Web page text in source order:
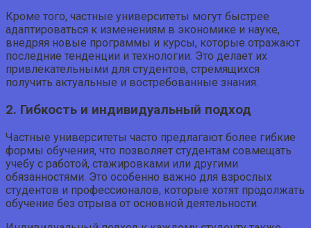
Кроме того, частные университеты могут быстрее
адаптироваться к изменениям в экономике и науке,
внедряя новые программы и курсы, которые отражают
последние тенденции и технологии. Это делает их
привлекательными для студентов, стремящихся
получить актуальные и востребованные знания.
2. Гибкость и индивидуальный подход
Частные университеты часто предлагают более гибкие
формы обучения, что позволяет студентам совмещать
учебу с работой, стажировками или другими
обязанностями. Это особенно важно для взрослых
студентов и профессионалов, которые хотят продолжать
обучение без отрыва от основной деятельности.